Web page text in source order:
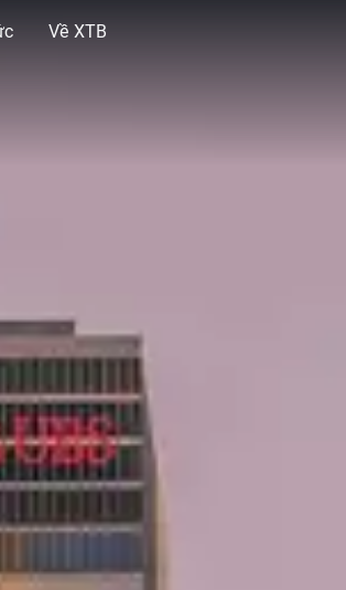
Về XTB